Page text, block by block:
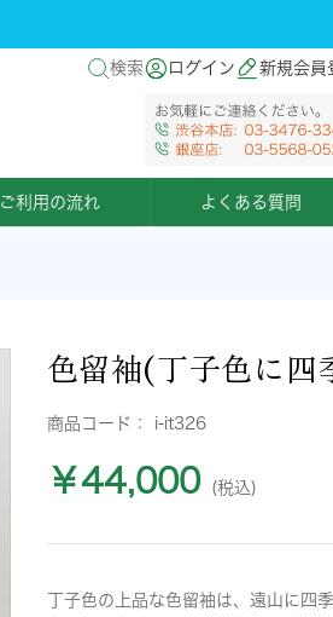
検索 ログイン 新規会員
ご利用の流れ よくある質問
色留袖(丁子色に四
商品コード： i-it326
￥44,000 (税込)
丁子色の上品な色留袖は、遠山に四